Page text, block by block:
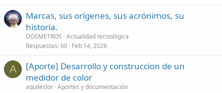
Marcas, sus orígenes, sus acrónimos, su
historia.
DOSMETROS Actualidad tecnológica
Respuestas 60 Feb 14, 2026
A
[Aporte] Desarrollo y construccion de un
medidor de color
aquileslor Aportes y documentación